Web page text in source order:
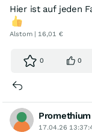
Hier ist auf jeden
Alstom | 16,01 €
0 0
Promethium
17.04.26